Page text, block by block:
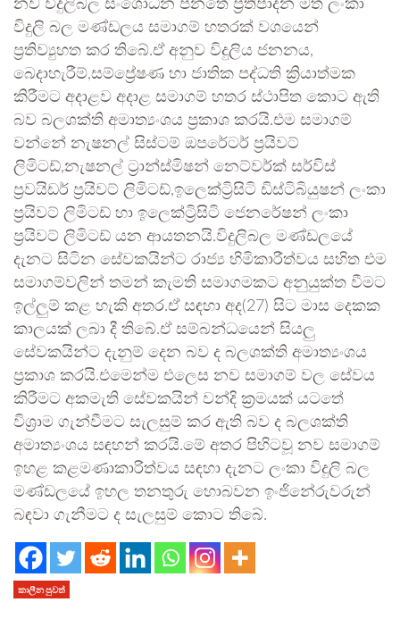
නව විදුලිබල සංශෝධන පනතේ ප්‍රතිපාදන මත ලංකා
විදුලි බල මණ්ඩලය සමාගම් හතරක් වශයෙන්
ප්‍රතිව්‍යුහත කර තිබේ.ඒ අනුව විදුලිය ජනනය,
බෙදාහැරීම්,සම්ප්‍රේෂණ හා ජාතික පද්ධති ක්‍රියාත්මක
කිරීමට අදාළව අදාළ සමාගම් හතර ස්ථාපිත කොට ඇති
බව බලශක්ති අමාත්‍යංශය ප්‍රකාශ කරයි.එම සමාගම්
වන්නේ නැෂනල් සිස්ටම් ඔපරේටර් ප්‍රයිවට්
ලිමිටඩ්,නැෂනල් ට්‍රාන්ස්මිෂන් නෙට්වර්ක් සර්විස්
ප්‍රවයිඩර් ප්‍රයිවට් ලිමිටඩ්,ඉලෙක්ට්‍රිසිටි ඩිස්ටිබියුෂන් ලංකා
ප්‍රයිවට් ලිමිටඩ් හා ඉලෙක්ට්‍රිසිටි ජෙනරේෂන් ලංකා
ප්‍රයිවට් ලිමිටඩ් යන ආයතනයි.විදුලිබල මණ්ඩලයේ
දැනට සිටින සේවකයින්ට රාජ්‍ය හිමිකාරීත්වය සහිත එම
සමාගම්වලින් තමන් කැමති සමාගමකට අනුයුක්ත වීමට
ඉල්ලුම් කළ හැකි අතර.ඒ සඳහා අද(27) සිට මාස දෙකක
කාලයක් ලබා දී තිබේ.ඒ සම්බන්ධයෙන් සියලු
සේවකයින්ට දැනුම් දෙන බව ද බලශක්ති අමාත්‍යංශය
ප්‍රකාශ කරයි.එමෙන්ම එලෙස නව සමාගම් වල සේවය
කිරීමට අකමැති සේවකයින් වන්දි ක්‍රමයක් යටතේ
විශ්‍රාම ගැන්වීමට සැලසුම් කර ඇති බව ද බලශක්ති
අමාත්‍යංශය සඳහන් කරයි.මේ අතර පිහිටවූ නව සමාගම්
ඉහළ කළමණාකාරිත්වය සඳහා දැනට ලංකා විදුලි බල
මණ්ඩලයේ ඉහල තනතුරු හොබවන ඉංජිනේරුවරුන්
බඳවා ගැනීමට ද සැලසුම් කොට තිබේ.
කාලීන පුවත්